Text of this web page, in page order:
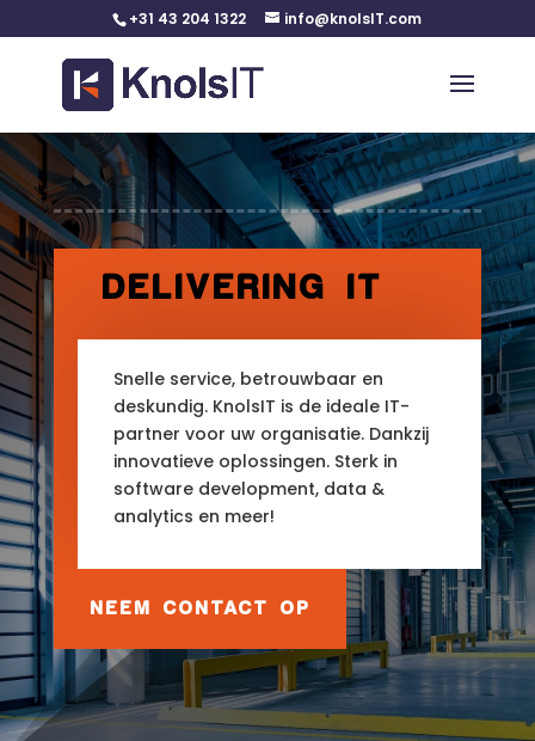
+31 43 204 1322 info@knolsIT.com
DELIVERING IT
Snelle service, betrouwbaar en
deskundig. KnolsIT is de ideale IT-
partner voor uw organisatie. Dankzij
innovatieve oplossingen. Sterk in
software development, data &
analytics en meer!
NEEM CONTACT OP